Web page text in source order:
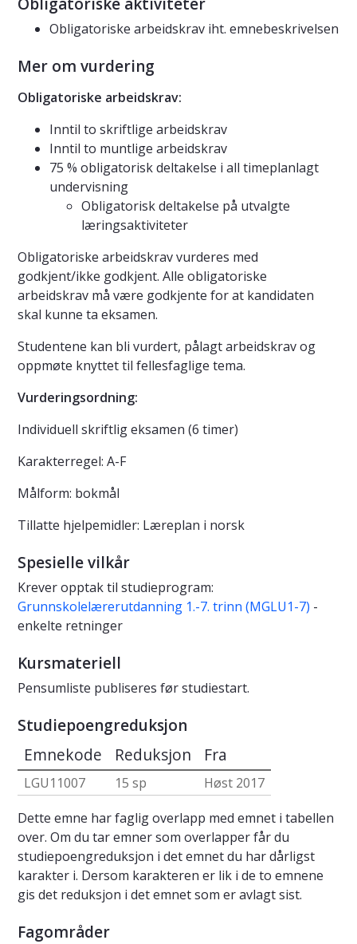
Obligatoriske arbeidskrav iht. emnebeskrivelsen
Mer om vurdering
Obligatoriske arbeidskrav:
Inntil to skriftlige arbeidskrav
Inntil to muntlige arbeidskrav
75 % obligatorisk deltakelse i all timeplanlagt
undervisning
Obligatorisk deltakelse på utvalgte
læringsaktiviteter
Obligatoriske arbeidskrav vurderes med
godkjent/ikke godkjent. Alle obligatoriske
arbeidskrav må være godkjente for at kandidaten
skal kunne ta eksamen.
Studentene kan bli vurdert, pålagt arbeidskrav og
oppmøte knyttet til fellesfaglige tema.
Vurderingsordning:
Individuell skriftlig eksamen (6 timer)
Karakterregel: A-F
Målform: bokmål
Tillatte hjelpemidler: Læreplan i norsk
Spesielle vilkår
Krever opptak til studieprogram:
Grunnskolelærerutdanning 1.-7. trinn (MGLU1-7) -
enkelte retninger
Kursmateriell
Pensumliste publiseres før studiestart.
Studiepoengreduksjon
Emnekode Reduksjon Fra
LGU11007 15 sp
Høst 2017
Dette emne har faglig overlapp med emnet i tabellen
over. Om du tar emner som overlapper får du
studiepoengreduksjon i det emnet du har dårligst
karakter i. Dersom karakteren er lik i de to emnene
gis det reduksjon i det emnet som er avlagt sist.
Fagområder